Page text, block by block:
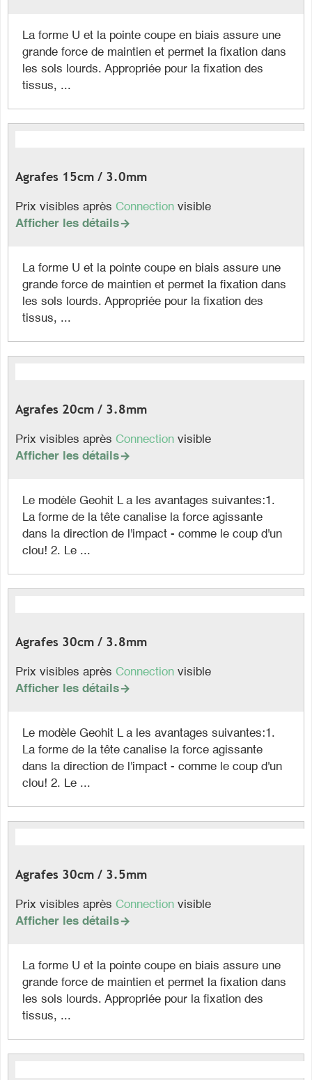
La forme U et la pointe coupe en biais assure une
grande force de maintien et permet la fixation dans
les sols lourds. Appropriée pour la fixation des
tissus, ...
Agrafes 15cm / 3.0mm
Prix visibles après Connection visible
Afficher les détails
La forme U et la pointe coupe en biais assure une
grande force de maintien et permet la fixation dans
les sols lourds. Appropriée pour la fixation des
tissus, ...
Agrafes 20cm / 3.8mm
Prix visibles après Connection visible
Afficher les détails
Le modèle Geohit L a les avantages suivantes:1.
La forme de la tête canalise la force agissante
dans la direction de l'impact - comme le coup d'un
clou! 2. Le ...
Agrafes 30cm / 3.8mm
Prix visibles après Connection visible
Afficher les détails
Le modèle Geohit L a les avantages suivantes:1.
La forme de la tête canalise la force agissante
dans la direction de l'impact - comme le coup d'un
clou! 2. Le ...
Agrafes 30cm / 3.5mm
Prix visibles après Connection visible
Afficher les détails
La forme U et la pointe coupe en biais assure une
grande force de maintien et permet la fixation dans
les sols lourds. Appropriée pour la fixation des
tissus, ...